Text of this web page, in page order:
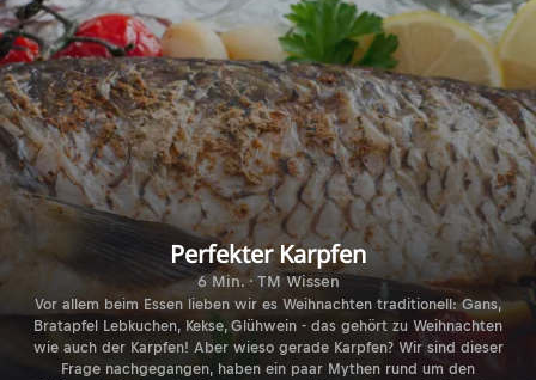
Perfekter Karpfen
6 Min. · TM Wissen
Vor allem beim Essen lieben wir es Weihnachten traditionell: Gans,
Bratapfel Lebkuchen, Kekse, Glühwein - das gehört zu Weihnachten
wie auch der Karpfen! Aber wieso gerade Karpfen? Wir sind dieser
Frage nachgegangen, haben ein paar Mythen rund um den